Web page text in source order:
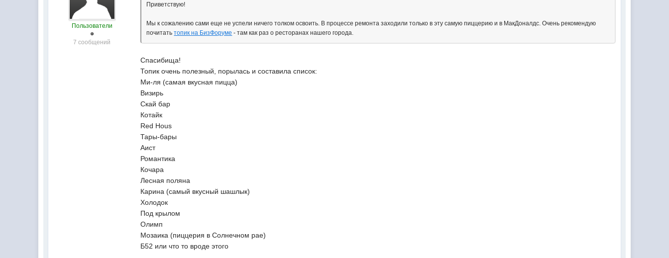
Пользователи
7 сообщений
Приветствую!
Мы к сожалению сами еще не успели ничего толком освоить. В процессе ремонта заходили только в эту самую пиццерию и в МакДоналдс. Очень рекомендую
почитатьтопик на БизФоруме - там как раз о ресторанах нашего города.
Спасибища!
Топик очень полезный, порылась и составила список:
Ми-ля (самая вкусная пицца)
Визирь
Скай бар
Котайк
Red Hous
Тары-бары
Аист
Романтика
Кочара
Лесная поляна
Карина (самый вкусный шашлык)
Холодок
Под крылом
Олимп
Мозаика (пиццерия в Солнечном рае)
Б52 или что то вроде этого